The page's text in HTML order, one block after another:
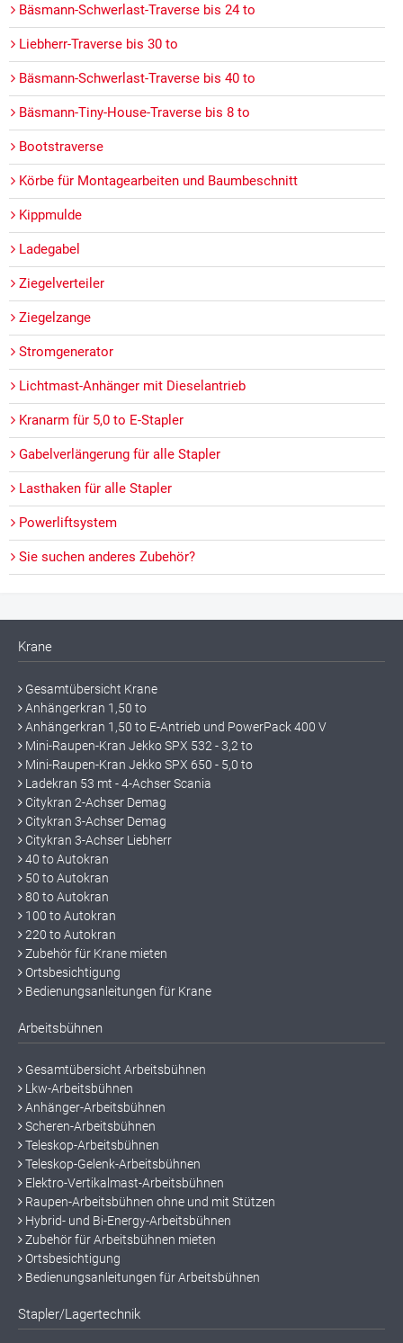
Bäsmann-Schwerlast-Traverse bis 24 to
Liebherr-Traverse bis 30 to
Bäsmann-Schwerlast-Traverse bis 40 to
Bäsmann-Tiny-House-Traverse bis 8 to
Bootstraverse
Körbe für Montagearbeiten und Baumbeschnitt
Kippmulde
Ladegabel
Ziegelverteiler
Ziegelzange
Stromgenerator
Lichtmast-Anhänger mit Dieselantrieb
Kranarm für 5,0 to E-Stapler
Gabelverlängerung für alle Stapler
Lasthaken für alle Stapler
Powerliftsystem
Sie suchen anderes Zubehör?
Krane
Gesamtübersicht Krane
Anhängerkran 1,50 to
Anhängerkran 1,50 to E-Antrieb und PowerPack 400 V
Mini-Raupen-Kran Jekko SPX 532 - 3,2 to
Mini-Raupen-Kran Jekko SPX 650 - 5,0 to
Ladekran 53 mt - 4-Achser Scania
Citykran 2-Achser Demag
Citykran 3-Achser Demag
Citykran 3-Achser Liebherr
40 to Autokran
50 to Autokran
80 to Autokran
100 to Autokran
220 to Autokran
Zubehör für Krane mieten
Ortsbesichtigung
Bedienungsanleitungen für Krane
Arbeitsbühnen
Gesamtübersicht Arbeitsbühnen
Lkw-Arbeitsbühnen
Anhänger-Arbeitsbühnen
Scheren-Arbeitsbühnen
Teleskop-Arbeitsbühnen
Teleskop-Gelenk-Arbeitsbühnen
Elektro-Vertikalmast-Arbeitsbühnen
Raupen-Arbeitsbühnen ohne und mit Stützen
Hybrid- und Bi-Energy-Arbeitsbühnen
Zubehör für Arbeitsbühnen mieten
Ortsbesichtigung
Bedienungsanleitungen für Arbeitsbühnen
Stapler/Lagertechnik